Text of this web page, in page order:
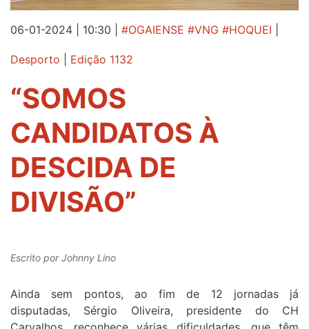
06-01-2024 | 10:30 #OGAIENSE #VNG #HOQUEI
Desporto Edição 1132
“SOMOS
CANDIDATOS À
DESCIDA DE
DIVISÃO”
Escrito porJohnny Lino
Ainda sem pontos, ao fim de 12 jornadas já
disputadas, Sérgio Oliveira, presidente do CH